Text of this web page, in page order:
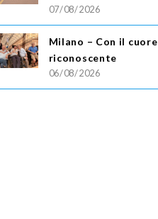
07/08/2026
Milano – Con il cuore
riconoscente
06/08/2026